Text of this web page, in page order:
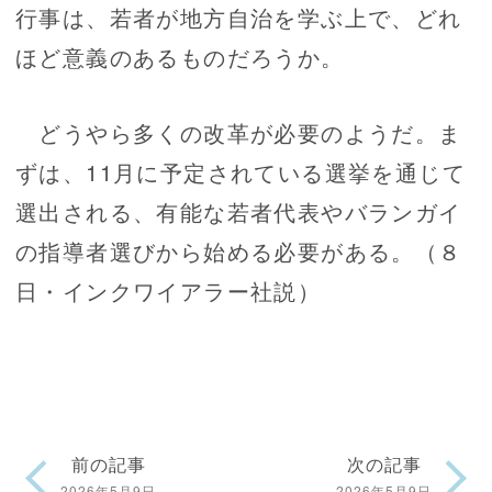
行事は、若者が地方自治を学ぶ上で、どれ
ほど意義のあるものだろうか。
どうやら多くの改革が必要のようだ。ま
ずは、11月に予定されている選挙を通じて
選出される、有能な若者代表やバランガイ
の指導者選びから始める必要がある。（８
日・インクワイアラー社説）
前の記事 次の記事